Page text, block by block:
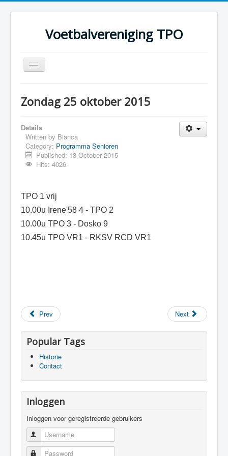
Voetbalvereniging TPO
Toggle
Navigation
Over TPO
Teams
Foto's
Sponsoring
Zondag 25 oktober 2015
Details
Written by Bianca
Category: Programma Senioren
Published: 18 October 2015
Hits: 4026
TPO 1 vrij
10.00u Irene'58 4 - TPO 2
10.00u TPO 3 - Dosko 9
10.45u TPO VR1 - RKSV RCD VR1
Prev Next
Popular Tags
Historie
Contact
Inloggen
Inloggen voor geregistreerde gebruikers
Username
Password